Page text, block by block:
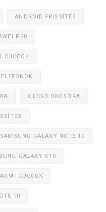
ANDROID FRISSÍTÉS
P30
CUCCOK
OLCSÓ OKOSÓRA
SAMSUNG GALAXY NOTE 10
GALAXY S10
CUCCOK
10